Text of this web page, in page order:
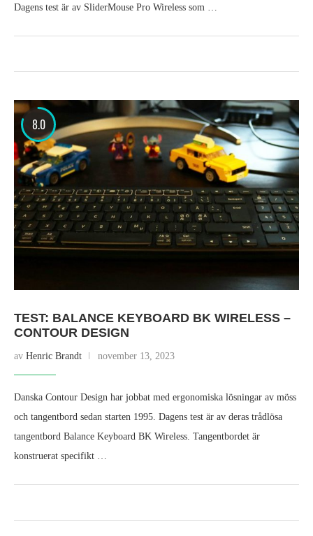
Dagens test är av SliderMouse Pro Wireless som …
8.0
TEST: BALANCE KEYBOARD BK WIRELESS –
CONTOUR DESIGN
av Henric Brandt november 13, 2023
Danska Contour Design har jobbat med ergonomiska lösningar av möss
och tangentbord sedan starten 1995. Dagens test är av deras trådlösa
tangentbord Balance Keyboard BK Wireless. Tangentbordet är
konstruerat specifikt …